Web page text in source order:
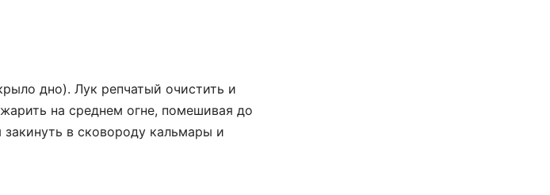
дно). Лук репчатый очистить и
на среднем огне, помешивая до
в сковороду кальмары и